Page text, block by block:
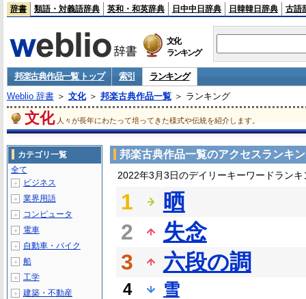
辞書 類語・対義語辞典 英和・和英辞典 日中中日辞典 日韓韓日辞典 古語
文化
ランキング
邦楽古典作品一覧 トップ 索引
ランキング
Weblio 辞書＞ 文化＞ 邦楽古典作品一覧＞ ランキング
文化 人々が長年にわたって培ってきた様式や伝統を紹介します。
邦楽古典作品一覧のアクセスランキ
2022年3月3日のデイリーキーワードランキ
1
晒
2
失念
3
六段の調
4
雪
カテゴリ一覧
全て
＋ ビジネス
＋ 業界用語
＋ コンピュータ
＋ 電車
＋ 自動車・バイク
＋ 船
＋ 工学
＋ 建築・不動産